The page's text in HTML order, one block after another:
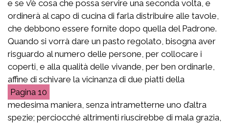
e se v’è cosa che possa servire una seconda volta, e
ordinerà al capo di cucina di farla distribuire alle tavole,
che debbono essere fornite dopo quella del Padrone.
Quando si vorrà dare un pasto regolato, bisogna aver
risguardo al numero delle persone, per collocare i
coperti, e alla qualità delle vivande, per ben ordinarle,
affine di schivare la vicinanza di due piatti della
10
medesima maniera, senza intrametterne uno d’altra
spezie; perciocché altrimenti riuscirebbe di mala grazia,